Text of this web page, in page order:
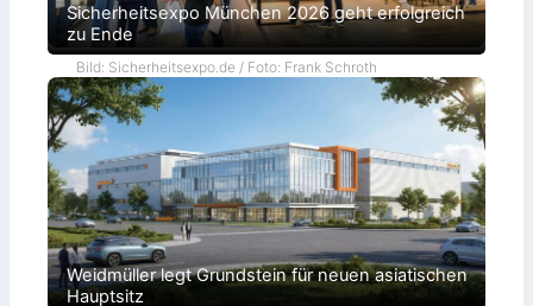
Sicherheitsexpo München 2026 geht erfolgreich
zu Ende
Bild: Sicherheitsexpo.de / Foto: Frank Schroth
Weidmüller legt Grundstein für neuen asiatischen
Hauptsitz